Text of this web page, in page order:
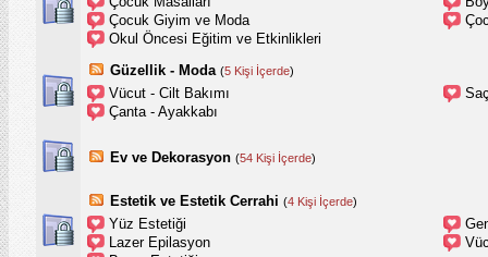
Çocuk Giyim ve Moda
Okul Öncesi Eğitim ve Etkinlikleri
Güzellik - Moda (5 Kişi İçerde)
Vücut - Cilt Bakımı
Çanta - Ayakkabı
Ev ve Dekorasyon (54 Kişi İçerde)
Estetik ve Estetik Cerrahi (4 Kişi İçerde)
Yüz Estetiği
Lazer Epilasyon